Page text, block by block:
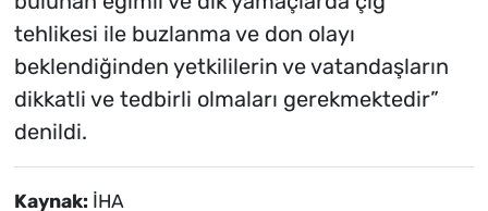
tehlikesi ile buzlanma ve don olayı
beklendiğinden yetkililerin ve vatandaşların
dikkatli ve tedbirli olmaları gerekmektedir”
denildi.
Kaynak: İHA